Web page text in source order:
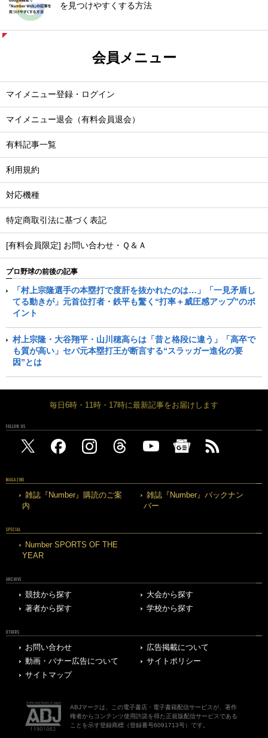
を見つけやすくする方法
会員メニュー
マイメニュー登録・ログイン
マイメニュー退会（有料会員退会）
有料記事一覧
利用規約
対応機種
特定商取引法に基づく表記
[有料会員限定] お問い合わせ・Ｑ＆Ａ
プロ野球の前後の記事
「村上宗隆選手の本塁打で度肝を抜かれたのは…」「一見矛盾し
てる動きが」元首位打者・鉄平も驚く“打率＋威圧感アップ”のポ
イント
村上宗隆・大谷翔平・山川穂高らは「昔と格段に違う」「高卒で
も質が高い」セパ元本塁打王が断言する“スラッガー進化の要
因”とは
毎日6時・11時・17時に最新記事をお届けします
FOLLOW US
MAGAZINE
雑誌『Number』購読のご案
内
雑誌『Number』バックナン
バー
SPECIAL
Number SPORTS OF THE
YEAR
ARCHIVE
競技から探す
大会から探す
著者から探す
学校から探す
OTHERS
お問い合わせ
広告掲載について
動画・バナー広告について
サイトポリシー
サイトマップ
ABJマークは、この電子書店・電子書籍配信サービスが、著作
権者からコンテンツ使用許諾を得た正規版配信サービスである
ことを示す登録商標（登録番号6091713号）です。